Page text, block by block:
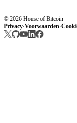
© 2026 House of Bitcoin
Privacy·Voorwaarden·